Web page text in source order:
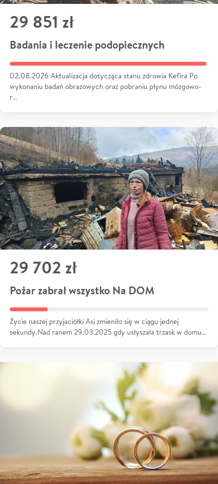
29 851 zł
Badania i leczenie podopiecznych
02.08.2026 Aktualizacja dotycząca stanu zdrowia Kefira Po
wykonaniu badań obrazowych oraz pobraniu płynu mózgowo-
r…
29 702 zł
Pożar zabrał wszystko Na DOM
Życie naszej przyjaciółki Asi zmieniło się w ciągu jednej
sekundy.Nad ranem 29.03.2025 gdy usłyszała trzask w domu…